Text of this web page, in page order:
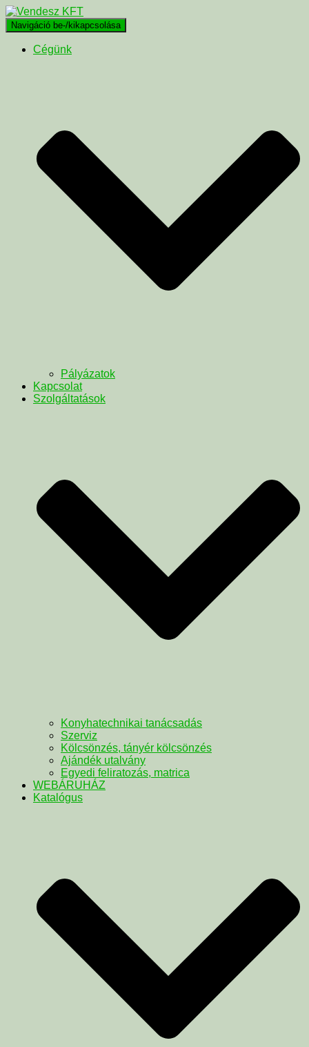
Navigáció be-/kikapcsolása
Cégünk
Pályázatok
Kapcsolat
Szolgáltatások
Konyhatechnikai tanácsadás
Szerviz
Kölcsönzés, tányér kölcsönzés
Ajándék utalvány
Egyedi feliratozás, matrica
WEBÁRUHÁZ
Katalógus